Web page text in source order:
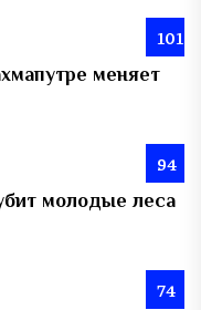
101
меняет
94
молодые леса
74